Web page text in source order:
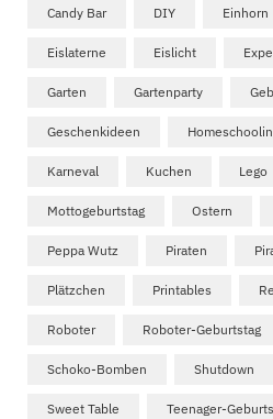
Candy Bar DIY Einhorn
Eislaterne Eislicht
Garten Gartenparty
Geschenkideen
Karneval Kuchen Lego
Mottogeburtstag Ostern
Peppa Wutz Piraten
Plätzchen Printables
Roboter Roboter-Geburtstag
Schoko-Bomben Shutdown
Sweet Table Teenager-